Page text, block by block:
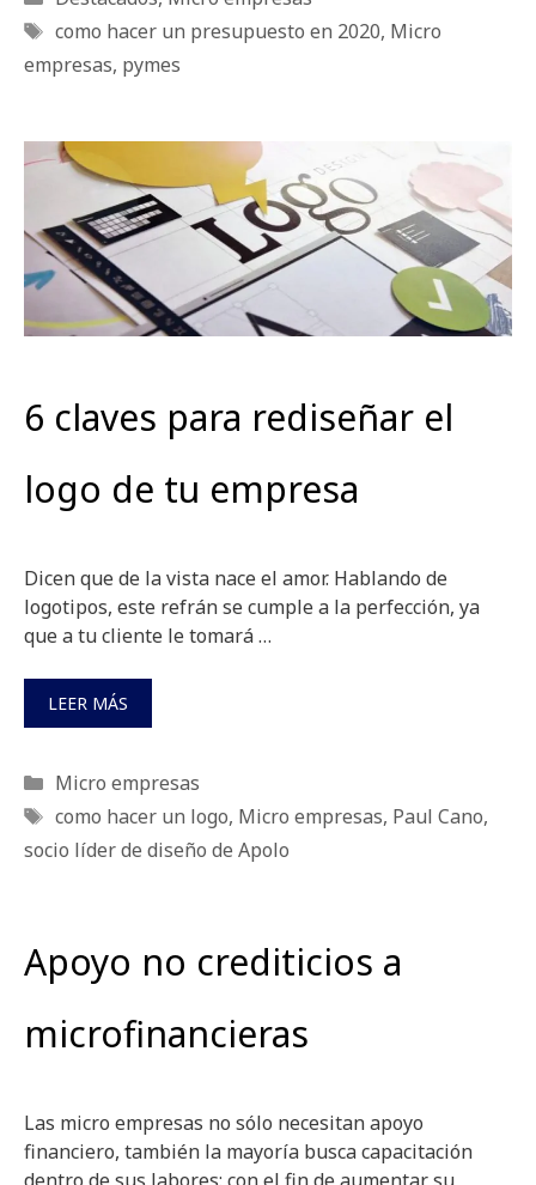
Etiquetas
como hacer un presupuesto en 2020, Micro
empresas, pymes
6 claves para rediseñar el
logo de tu empresa
Dicen que de la vista nace el amor. Hablando de
logotipos, este refrán se cumple a la perfección, ya
que a tu cliente le tomará …
LEER MÁS
Categorías
Micro empresas
Etiquetas
como hacer un logo, Micro empresas, Paul Cano,
socio líder de diseño de Apolo
Apoyo no crediticios a
microfinancieras
Las micro empresas no sólo necesitan apoyo
financiero, también la mayoría busca capacitación